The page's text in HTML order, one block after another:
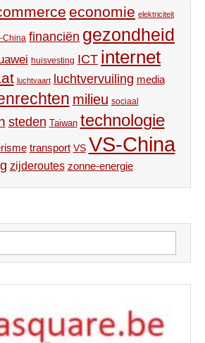
economie elektriciteit
China financiën gezondheid
huisvesting ICT internet
luchtvaart luchtvervuiling media
milieu sociaal
steden Taiwan technologie
transport VS VS-China
zijderoutes zonne-energie